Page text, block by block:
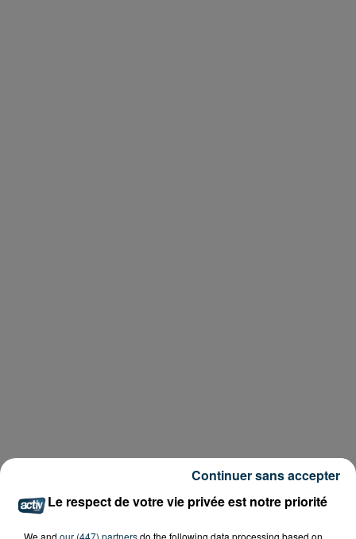
Le respect de votre vie privée est notre priorité
We and our (447) partnersdo the following data processing based on
Continuer sans accepter